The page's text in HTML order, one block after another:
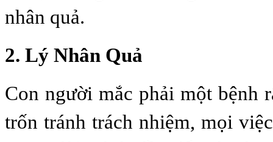
nhân quả.
2. Lý Nhân Quả
Con người mắc phải một bệnh
trốn tránh trách nhiệm, mọi